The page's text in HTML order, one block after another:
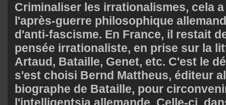
Criminaliser les irrationalismes, cela
l'après-guerre philosophique
d'anti-fascisme. En France, il restait
pensée irrationaliste, en prise sur la
Artaud, Bataille, Genet, etc. C'est le
s'est choisi Bernd Mattheus, éditeur
biographe de Bataille, pour